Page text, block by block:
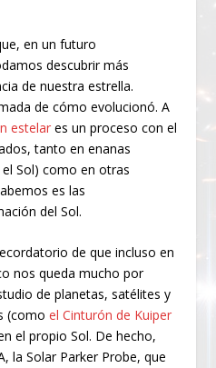
en un futuro
descubrir más
de nuestra estrella.
de cómo evolucionó. A
estelar es un proceso con el
tanto en enanas
Sol) como en otras
es las
del Sol.
de que incluso en
nos queda mucho por
de planetas, satélites y
(comoel Cinturón de Kuiper
el propio Sol. De hecho,
la Solar Parker Probe, que